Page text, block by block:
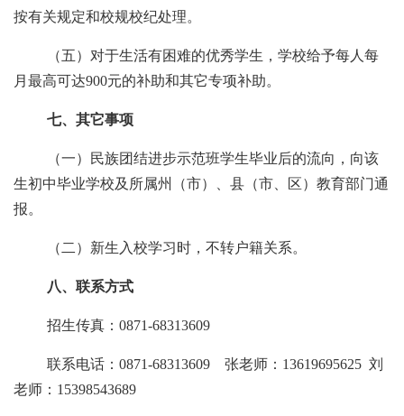
按有关规定和校规校纪处理。
（五）对于生活有困难的优秀学生，学校给予每人每
月最高可达900元的补助和其它专项补助。
七、其它事项
（一）民族团结进步示范班学生毕业后的流向 ， 向该
生初中毕业学校及所属州（市）、县（市、区）教育部门通
报。
（二）新生入校学习时，不转户籍关系。
八、联系方式
招生传真： 0871-68313609
联系电话： 0871-68313609 张老师 ： 13619695625 刘
老师： 15398543689